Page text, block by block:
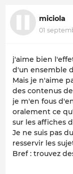
miciola
01
j'aime bien
d'un ensemble
Mais je n'aime
des contenus
je m'en fous
oralement ce
sur les affiches
Je ne suis pas
resservir les
Bref : trouvez